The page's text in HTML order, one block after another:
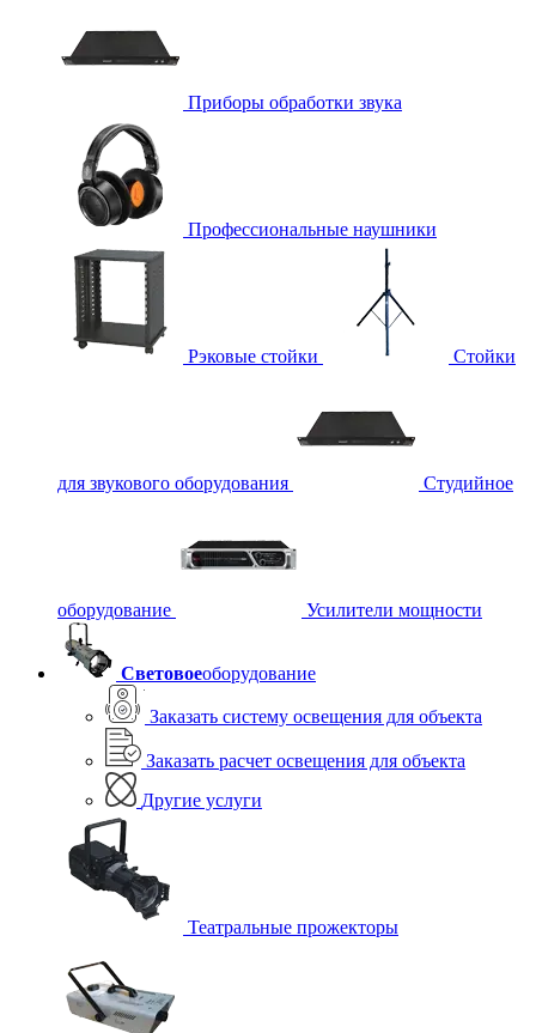
Приборы обработки звука
Профессиональные наушники
Рэковые стойки Стойки
для звукового оборудования Студийное
оборудование Усилители мощности
Световоеоборудование
Заказать систему освещения для объекта
Заказать расчет освещения для объекта
Другие услуги
Театральные прожекторы